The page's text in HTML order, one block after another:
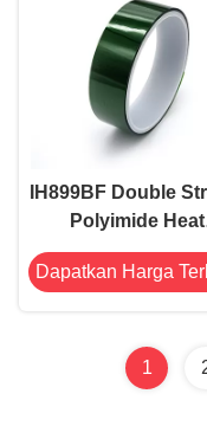
IH899BF Double
Polyimide Heat
Resistant Tape
High Adhesion
Dapatkan Harga
1